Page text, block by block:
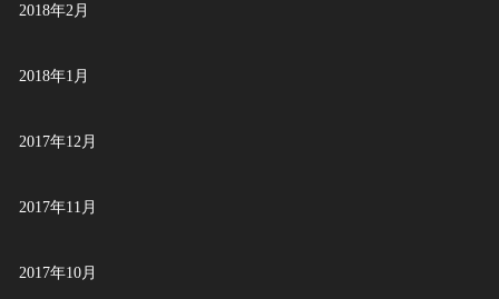
2018年2月
2018年1月
2017年12月
2017年11月
2017年10月